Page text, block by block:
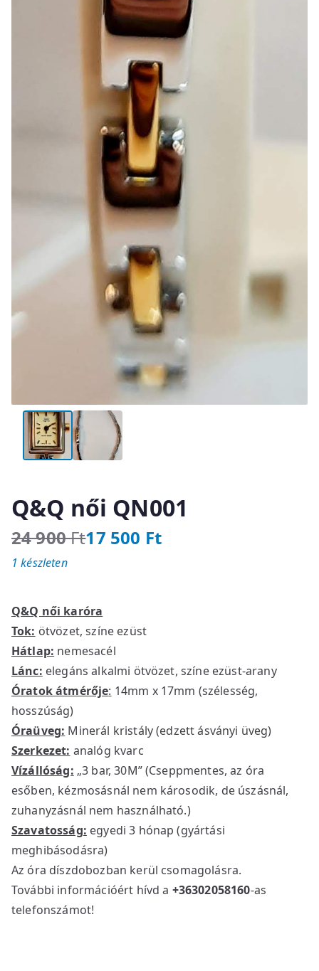
Q&Q női QN001
24 900Ft
O
r
i
n
a
l
p
r
i
e
w
a
s
:
2
4
9
17 500 Ft
C
u
e
n
t
p
r
i
c
i
s
:
1
7
5
0
0
Q&Q női karóra
Tok: ötvözet, színe ezüst
Hátlap: nemesacél
Lánc: elegáns alkalmi ötvözet, színe ezüst-arany
Óratok átmérője: 14mm x 17mm (szélesség,
hosszúság)
Óraüveg: Minerál kristály (edzett ásványi üveg)
Szerkezet: analóg kvarc
Vízállóság: „3 bar, 30M” (Cseppmentes, az óra
esőben, kézmosásnál nem károsodik, de úszásnál,
zuhanyzásnál nem használható.)
Szavatosság: egyedi 3 hónap (gyártási
meghibásodásra)
Az óra díszdobozban kerül csomagolásra.
További információért hívd a +36302058160-as
telefonszámot!
1 készleten